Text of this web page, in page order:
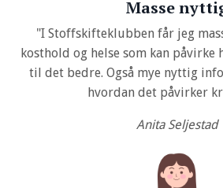
Masse
"I Stoffskifteklubben får jeg
kosthold og helse som kan
til det bedre. Også mye nyttig
hvordan det påvirker
Anita Seljestad